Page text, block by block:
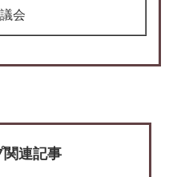
会
関連記事